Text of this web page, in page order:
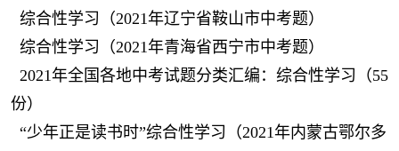
综合性学习（2021年辽宁省鞍山市中考题）
综合性学习（2021年青海省西宁市中考题）
2021年全国各地中考试题分类汇编：综合性学习（55
份）
“少年正是读书时”综合性学习（2021年内蒙古鄂尔多